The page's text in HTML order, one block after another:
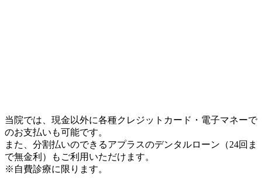
当院では、現金以外に各種クレジットカード・電子マネーで
のお支払いも可能です。
また、分割払いのできるアプラスのデンタルローン（24回ま
で無金利）もご利用いただけます。
※自費診療に限ります。